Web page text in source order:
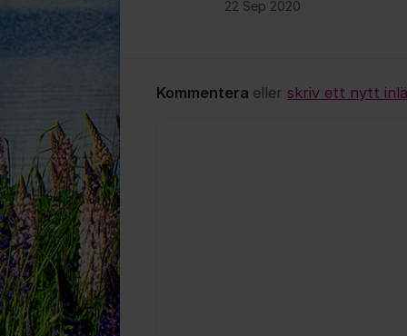
22 Sep 2020
Kommentera eller skriv ett nytt